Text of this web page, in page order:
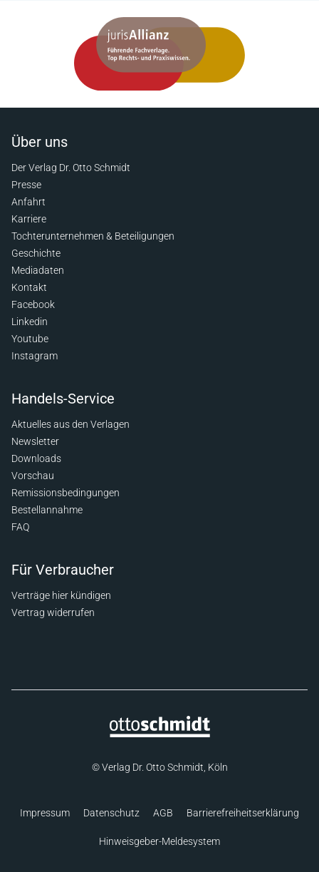
Über uns
Der Verlag Dr. Otto Schmidt
Presse
Anfahrt
Karriere
Tochterunternehmen & Beteiligungen
Geschichte
Mediadaten
Kontakt
Facebook
Linkedin
Youtube
Instagram
Handels-Service
Aktuelles aus den Verlagen
Newsletter
Downloads
Vorschau
Remissionsbedingungen
Bestellannahme
FAQ
Für Verbraucher
Verträge hier kündigen
Vertrag widerrufen
© Verlag Dr. Otto Schmidt, Köln
Impressum Datenschutz AGB Barrierefreiheitserklärung
Hinweisgeber-Meldesystem